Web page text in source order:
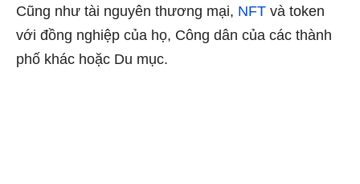
Cũng như tài nguyên thương mại, NFT và token
với đồng nghiệp của họ, Công dân của các thành
phố khác hoặc Du mục.